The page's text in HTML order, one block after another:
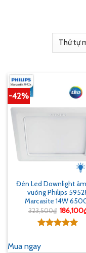
-42%
Đèn Led Downlight
vuông Philips
Marcasite 14W
323,500₫ Giá
gốc
là:
186,100
5 sao
Mua ngay